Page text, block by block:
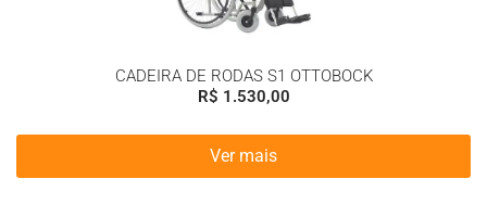
CADEIRA DE RODAS S1 OTTOBOCK
R$ 1.530,00
Ver mais